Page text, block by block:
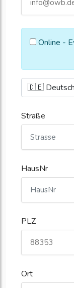
Online -
Straße
HausNr
PLZ
Ort